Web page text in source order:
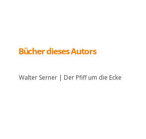
Walter Serner | Der Pfiff um die Ecke
Bücher dieses Autors